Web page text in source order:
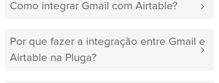
Como integrar Gmail com Airtable?
Por que fazer a integração entre Gmail e
Airtable na Pluga?